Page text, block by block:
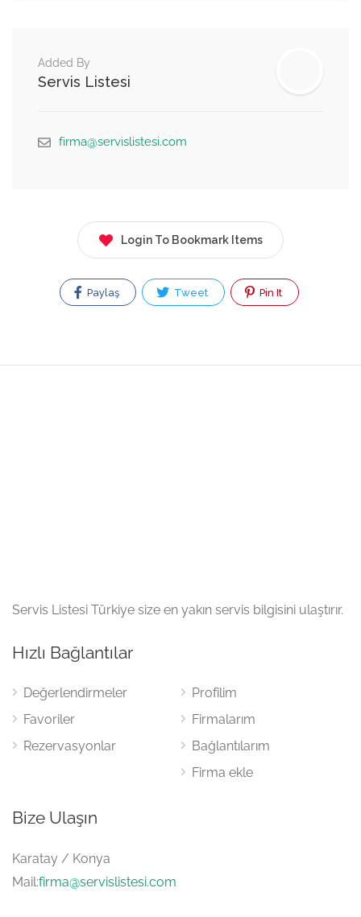
Added By
Servis Listesi
firma@servislistesi.com
Login To Bookmark Items
Paylaş Tweet Pin It
Servis Listesi Türkiye size en yakın servis bilgisini ulaştırır.
Hızlı Bağlantılar
Değerlendirmeler
Favoriler
Rezervasyonlar
Profilim
Firmalarım
Bağlantılarım
Firma ekle
Bize Ulaşın
Karatay / Konya
Mail:firma@servislistesi.com